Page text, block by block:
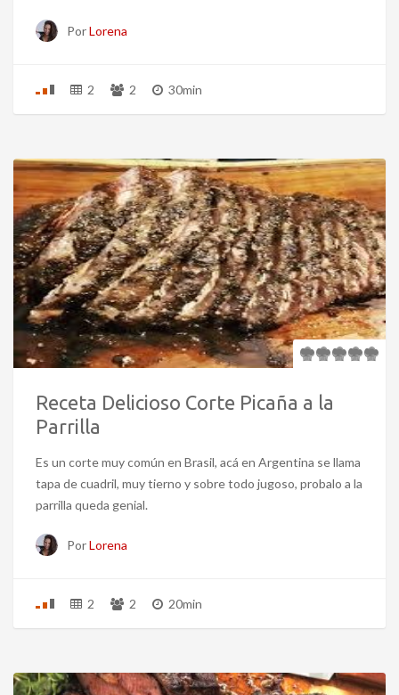
PorLorena
2 2 30min
Receta Delicioso Corte Picaña a la
Parrilla
Es un corte muy común en Brasil, acá en Argentina se llama
tapa de cuadril, muy tierno y sobre todo jugoso, probalo a la
parrilla queda genial.
PorLorena
2 2 20min